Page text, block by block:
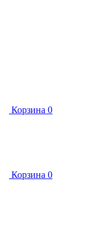
Корзина 0
Корзина 0